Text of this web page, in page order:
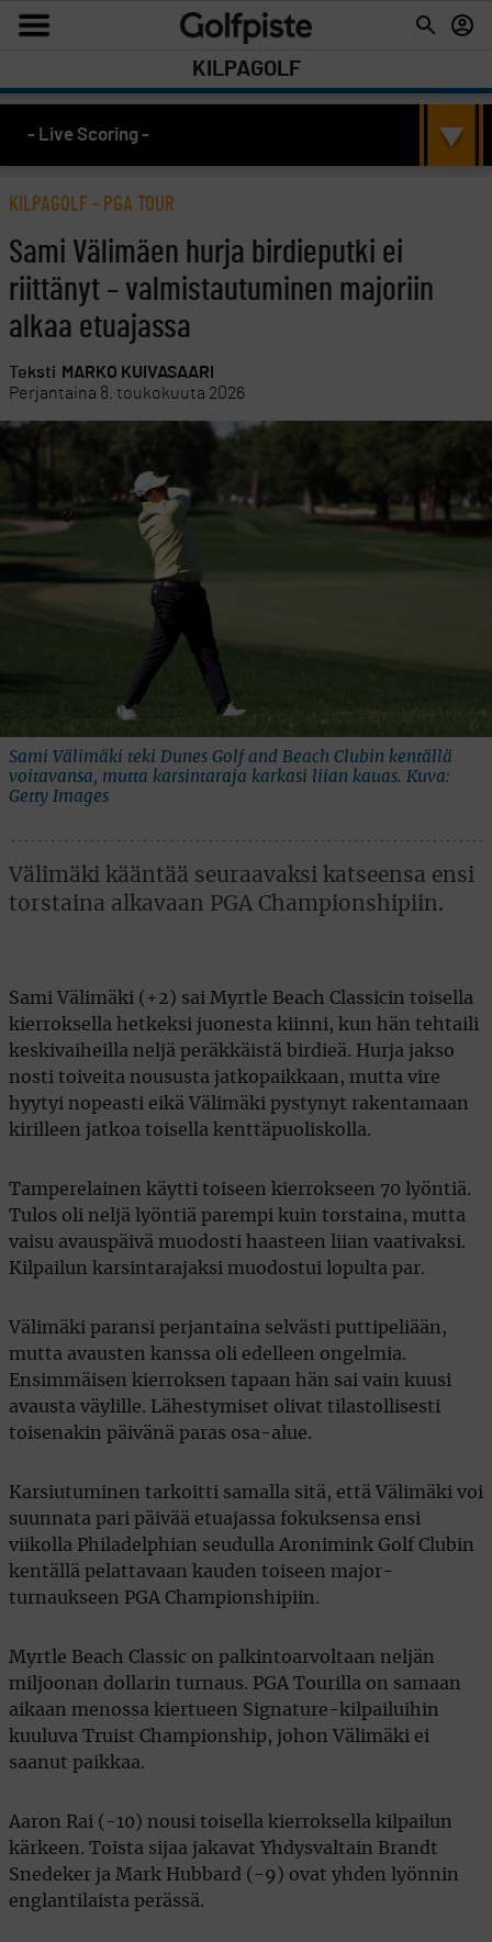
KILPAGOLF
- Live Scoring -
KILPAGOLF - PGA TOUR
Sami Välimäen hurja birdieputki ei
riittänyt – valmistautuminen majoriin
alkaa etuajassa
Teksti MARKO KUIVASAARI
Perjantaina 8. toukokuuta 2026
Sami Välimäki teki Dunes Golf and Beach Clubin kentällä
voitavansa, mutta karsintaraja karkasi liian kauas. Kuva:
Getty Images
Välimäki kääntää seuraavaksi katseensa ensi
torstaina alkavaan PGA Championshipiin.
Sami Välimäki (+2) sai Myrtle Beach Classicin toisella
kierroksella hetkeksi juonesta kiinni, kun hän tehtaili
keskivaiheilla neljä peräkkäistä birdieä. Hurja jakso
nosti toiveita noususta jatkopaikkaan, mutta vire
hyytyi nopeasti eikä Välimäki pystynyt rakentamaan
kirilleen jatkoa toisella kenttäpuoliskolla.
Tamperelainen käytti toiseen kierrokseen 70 lyöntiä.
Tulos oli neljä lyöntiä parempi kuin torstaina, mutta
vaisu avauspäivä muodosti haasteen liian vaativaksi.
Kilpailun karsintarajaksi muodostui lopulta par.
Välimäki paransi perjantaina selvästi puttipeliään,
mutta avausten kanssa oli edelleen ongelmia.
Ensimmäisen kierroksen tapaan hän sai vain kuusi
avausta väylille. Lähestymiset olivat tilastollisesti
toisenakin päivänä paras osa-alue.
Karsiutuminen tarkoitti samalla sitä, että Välimäki voi
suunnata pari päivää etuajassa fokuksensa ensi
viikolla Philadelphian seudulla Aronimink Golf Clubin
kentällä pelattavaan kauden toiseen major-
turnaukseen PGA Championshipiin.
Myrtle Beach Classic on palkintoarvoltaan neljän
miljoonan dollarin turnaus. PGA Tourilla on samaan
aikaan menossa kiertueen Signature-kilpailuihin
kuuluva Truist Championship, johon Välimäki ei
saanut paikkaa.
Aaron Rai (-10) nousi toisella kierroksella kilpailun
kärkeen. Toista sijaa jakavat Yhdysvaltain Brandt
Snedeker ja Mark Hubbard (-9) ovat yhden lyönnin
englantilaista perässä.